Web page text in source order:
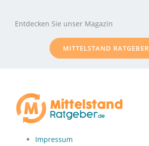
Entdecken Sie unser Magazin
MITTELSTAND RATGEBER
Impressum